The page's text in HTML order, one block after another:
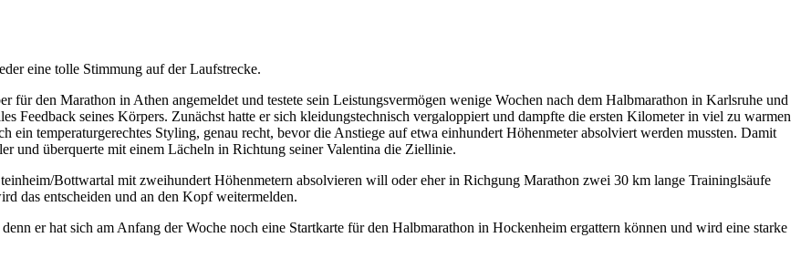
eine tolle Stimmung auf der Laufstrecke.
für den Marathon in Athen angemeldet und testete sein Leistungsvermögen wenige Wochen nach dem Halbmarathon in Karlsruhe und
Feedback seines Körpers. Zunächst hatte er sich kleidungstechnisch vergaloppiert und dampfte die ersten Kilometer in viel zu warmen
ein temperaturgerechtes Styling, genau recht, bevor die Anstiege auf etwa einhundert Höhenmeter absolviert werden mussten. Damit
und überquerte mit einem Lächeln in Richtung seiner Valentina die Ziellinie.
Bottwartal mit zweihundert Höhenmetern absolvieren will oder eher in Richgung Marathon zwei 30 km lange Traininglsäufe
das entscheiden und an den Kopf weitermelden.
er hat sich am Anfang der Woche noch eine Startkarte für den Halbmarathon in Hockenheim ergattern können und wird eine starke